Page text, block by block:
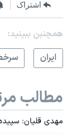
اشتراک
همچنبن ببینید:
ايران
مطالب
مهدی قلیان: